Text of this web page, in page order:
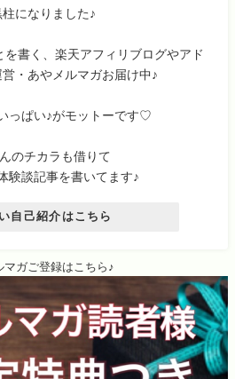
柱になりました♪
書く、楽天アフィリブログやアド
・あやメルマガお届け中♪
っぱい♪がモットーです♡
のチカラも借りて
験談記事を書いてます♪
自己紹介はこちら
マガご登録はこちら♪